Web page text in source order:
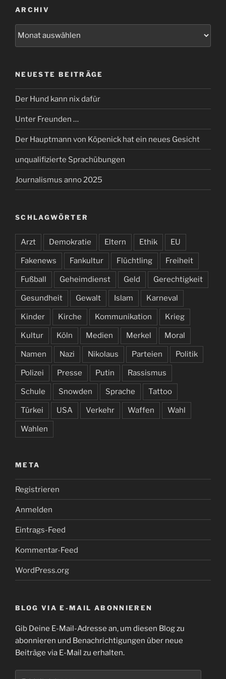
ARCHIV
NEUESTE BEITRÄGE
Der Hund kann nix dafür
Unter Freunden …
Der Hauptmann von Köpenick hat ein neues Gesicht
unqualifizierte Sprachübungen
Journalismus anno 2025
SCHLAGWÖRTER
Arzt Demokratie Eltern Ethik EU
Fakenews Fankultur Flüchtling Freiheit
Fußball Geheimdienst Geld Gerechtigkeit
Gesundheit Gewalt Islam Karneval
Kinder Kirche Kommunikation Krieg
Kultur Köln Medien Merkel Moral
Namen Nazi Nikolaus Parteien Politik
Polizei Presse Putin Rassismus
Schule Snowden Sprache Tattoo
Türkei USA Verkehr Waffen Wahl
Wahlen
META
Registrieren
Anmelden
Eintrags-Feed
Kommentar-Feed
WordPress.org
BLOG VIA E-MAIL ABONNIEREN
Gib Deine E-Mail-Adresse an, um diesen Blog zu
abonnieren und Benachrichtigungen über neue
Beiträge via E-Mail zu erhalten.